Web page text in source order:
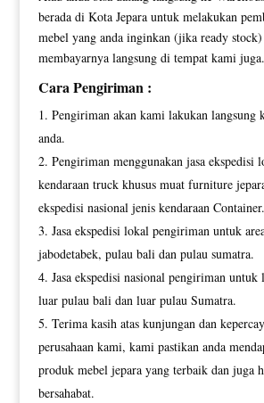
berada di Kota Jepara untuk melakukan
mebel yang anda inginkan (jika ready stock)
membayarnya langsung di tempat kami juga.
Cara Pengiriman :
Pengiriman akan kami lakukan langsung
anda.
Pengiriman menggunakan jasa ekspedisi
kendaraan truck khusus muat furniture
ekspedisi nasional jenis kendaraan Container.
Jasa ekspedisi lokal pengiriman untuk
jabodetabek, pulau bali dan pulau sumatra.
Jasa ekspedisi nasional pengiriman
luar pulau bali dan luar pulau Sumatra.
Terima kasih atas kunjungan dan
perusahaan kami, kami pastikan anda
produk mebel jepara yang terbaik dan juga
bersahabat.